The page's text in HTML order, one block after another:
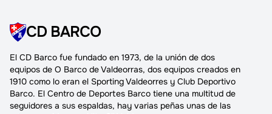
CD BARCO
El CD Barco fue fundado en 1973, de la unión de dos
equipos de O Barco de Valdeorras, dos equipos creados en
1910 como lo eran el Sporting Valdeorres y Club Deportivo
Barco. El Centro de Deportes Barco tiene una multitud de
seguidores a sus espaldas, hay varias peñas unas de las